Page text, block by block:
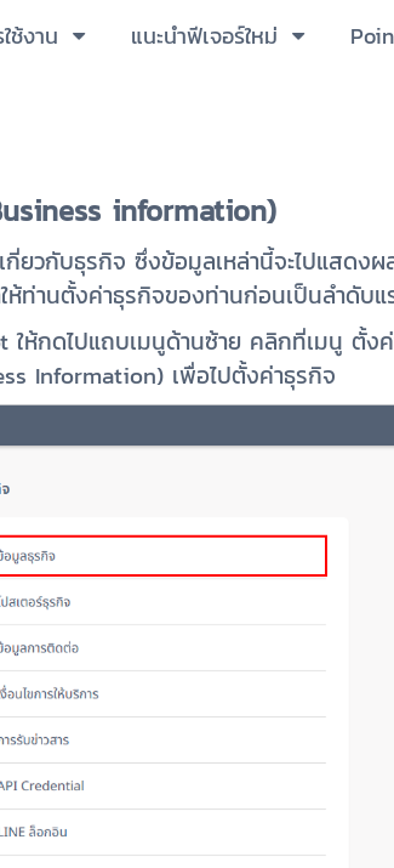
ช้งาน แนะนำฟีเจอร์ใหม่
information)
เกี่ยวกับธุรกิจ ซึ่งข้อมูลเหล่านี้จะไปแสด
ห้ท่านตั้งค่าธุรกิจของท่านก่อนเป็นลำดับ
ให้กดไปแถบเมนูด้านซ้าย คลิกที่เมนู ตั้ง
Information) เพื่อไปตั้งค่าธุรกิจ